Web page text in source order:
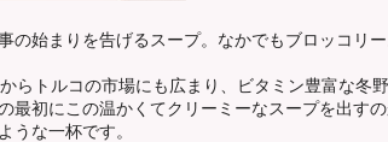
の始まりを告げるスープ。なかでもブロッコリ
らトルコの市場にも広まり、ビタミン豊富な冬
最初にこの温かくてクリーミーなスープを出す
うな一杯です。